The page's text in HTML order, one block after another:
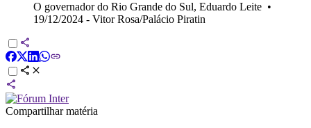
O governador do Rio Grande do Sul, Eduardo Leite •
19/12/2024 - Vitor Rosa/Palácio Piratin
Compartilhar matéria